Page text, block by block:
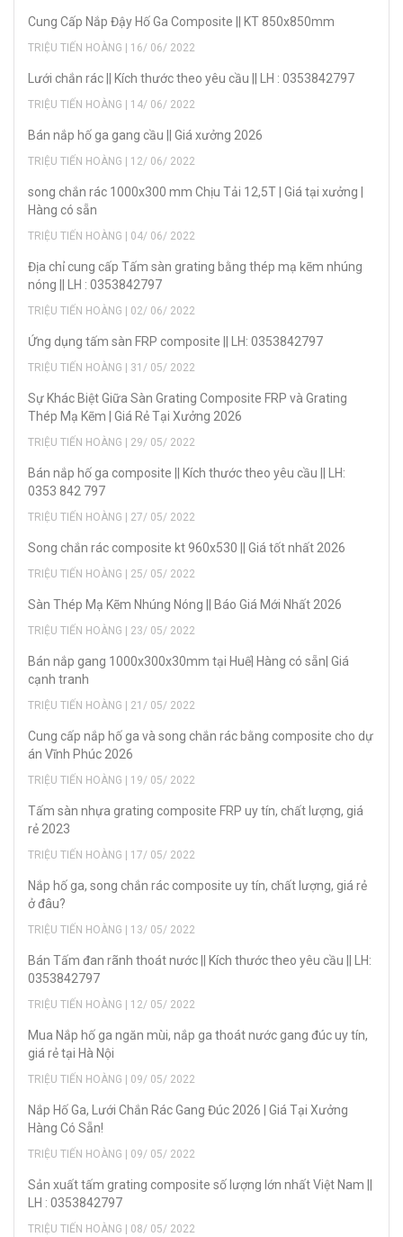
Cung Cấp Nắp Đậy Hố Ga Composite || KT 850x850mm
TRIỆU TIẾN HOÀNG | 16/ 06/ 2022
Lưới chắn rác || Kích thước theo yêu cầu || LH : 0353842797
TRIỆU TIẾN HOÀNG | 14/ 06/ 2022
Bán nắp hố ga gang cầu || Giá xưởng 2026
TRIỆU TIẾN HOÀNG | 12/ 06/ 2022
song chắn rác 1000x300 mm Chịu Tải 12,5T | Giá tại xưởng |
Hàng có sẵn
TRIỆU TIẾN HOÀNG | 04/ 06/ 2022
Địa chỉ cung cấp Tấm sàn grating bằng thép mạ kẽm nhúng
nóng || LH : 0353842797
TRIỆU TIẾN HOÀNG | 02/ 06/ 2022
Ứng dụng tấm sàn FRP composite || LH: 0353842797
TRIỆU TIẾN HOÀNG | 31/ 05/ 2022
Sự Khác Biệt Giữa Sàn Grating Composite FRP và Grating
Thép Mạ Kẽm | Giá Rẻ Tại Xưởng 2026
TRIỆU TIẾN HOÀNG | 29/ 05/ 2022
Bán nắp hố ga composite || Kích thước theo yêu cầu || LH:
0353 842 797
TRIỆU TIẾN HOÀNG | 27/ 05/ 2022
Song chắn rác composite kt 960x530 || Giá tốt nhất 2026
TRIỆU TIẾN HOÀNG | 25/ 05/ 2022
Sàn Thép Mạ Kẽm Nhúng Nóng || Báo Giá Mới Nhất 2026
TRIỆU TIẾN HOÀNG | 23/ 05/ 2022
Bán nắp gang 1000x300x30mm tại Huế| Hàng có sẵn| Giá
cạnh tranh
TRIỆU TIẾN HOÀNG | 21/ 05/ 2022
Cung cấp nắp hố ga và song chắn rác bằng composite cho dự
án Vĩnh Phúc 2026
TRIỆU TIẾN HOÀNG | 19/ 05/ 2022
Tấm sàn nhựa grating composite FRP uy tín, chất lượng, giá
rẻ 2023
TRIỆU TIẾN HOÀNG | 17/ 05/ 2022
Nắp hố ga, song chắn rác composite uy tín, chất lượng, giá rẻ
ở đâu?
TRIỆU TIẾN HOÀNG | 13/ 05/ 2022
Bán Tấm đan rãnh thoát nước || Kích thước theo yêu cầu || LH:
0353842797
TRIỆU TIẾN HOÀNG | 12/ 05/ 2022
Mua Nắp hố ga ngăn mùi, nắp ga thoát nước gang đúc uy tín,
giá rẻ tại Hà Nội
TRIỆU TIẾN HOÀNG | 09/ 05/ 2022
Nắp Hố Ga, Lưới Chắn Rác Gang Đúc 2026 | Giá Tại Xưởng
Hàng Có Sẵn!
TRIỆU TIẾN HOÀNG | 09/ 05/ 2022
Sản xuất tấm grating composite số lượng lớn nhất Việt Nam ||
LH : 0353842797
TRIỆU TIẾN HOÀNG | 08/ 05/ 2022